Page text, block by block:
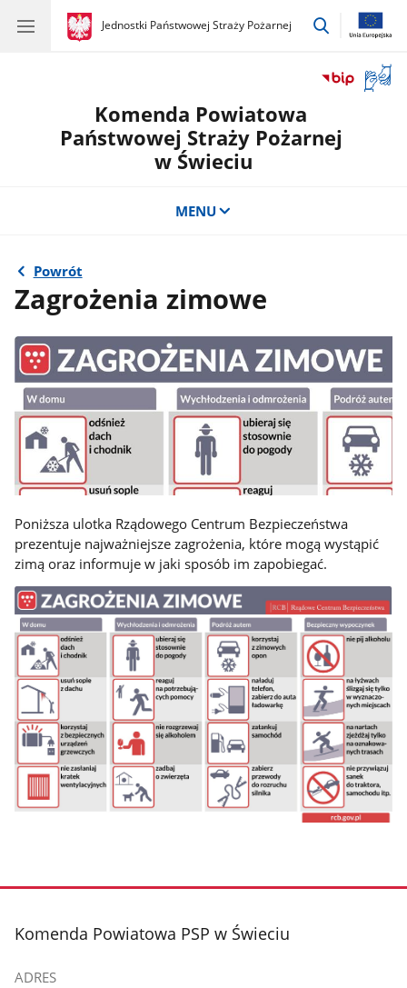
gov.pl
Jednostki Państwowej Straży Pożarnej
gov.pl
Jednostki
przejdź
okno
Komenda Powiatowa
Państwowej Straży Pożarnej
w Świeciu
MENU
Powrót
Zagrożenia zimowe
Poniższa ulotka Rządowego Centrum Bezpieczeństwa
prezentuje najważniejsze zagrożenia, które mogą wystąpić
zimą oraz informuje w jaki sposób im zapobiegać.
stopka
Komenda Powiatowa PSP w Świeciu
ADRES